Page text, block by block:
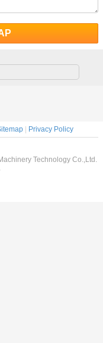
|
Privacy Policy
Technology Co.,Ltd.